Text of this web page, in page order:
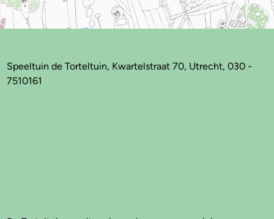
Speeltuin de Torteltuin, Kwartelstraat 70, Utrecht, 030 -
7510161